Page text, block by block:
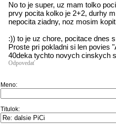
No to je super, uz mam tolko
prvy pocita kolko je 2+2, durhy
nepocita ziadny, noz mosim
:)) to je uz chore, pocitace dnes
Proste pri pokladni si len povies
40deka tychto novych cinskych
Odpovedať
Meno:
Titulok: